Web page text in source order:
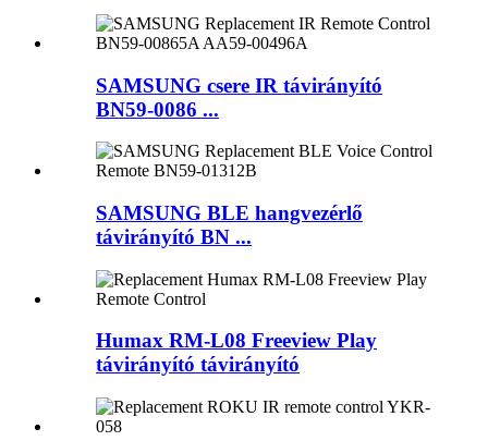
SAMSUNG csere IR távirányító
BN59-0086 ...
SAMSUNG BLE hangvezérlő
távirányító BN ...
Humax RM-L08 Freeview Play
távirányító távirányító